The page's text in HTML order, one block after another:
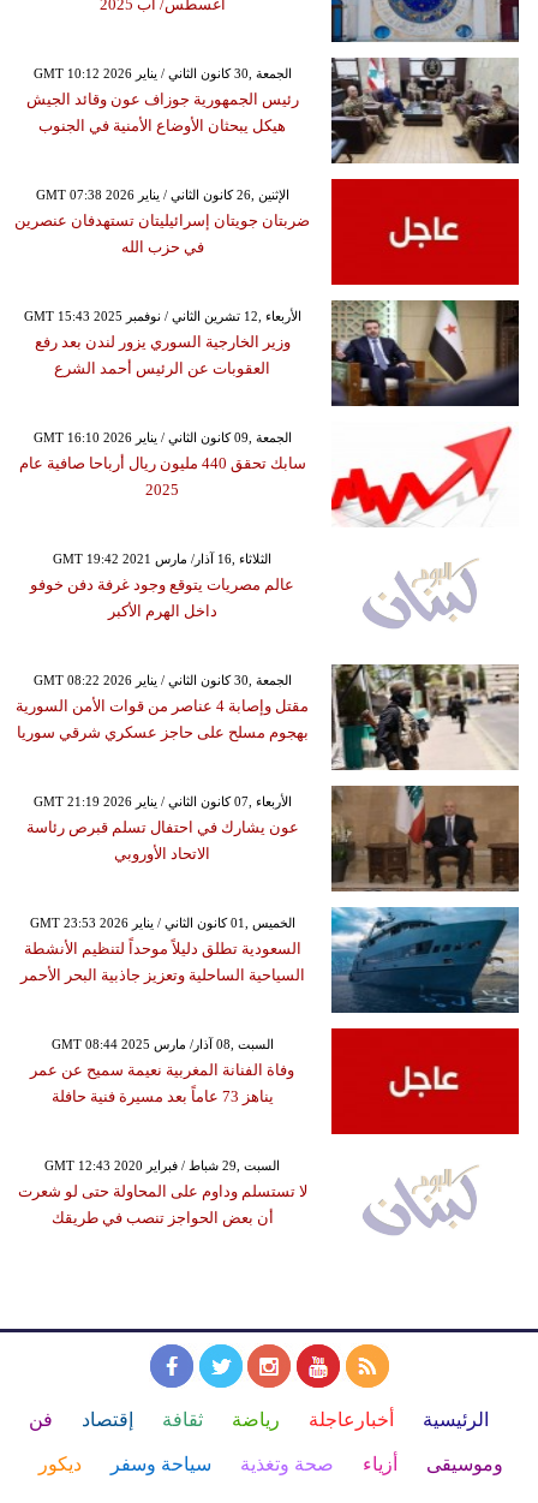
أغسطس/ آب 2025
GMT 10:12 2026 الجمعة ,30 كانون الثاني / يناير
رئيس الجمهورية جوزاف عون وقائد الجيش
هيكل يبحثان الأوضاع الأمنية في الجنوب
GMT 07:38 2026 الإثنين ,26 كانون الثاني / يناير
ضربتان جويتان إسرائيليتان تستهدفان عنصرين
في حزب الله
GMT 15:43 2025 الأربعاء ,12 تشرين الثاني / نوفمبر
وزير الخارجية السوري يزور لندن بعد رفع
العقوبات عن الرئيس أحمد الشرع
GMT 16:10 2026 الجمعة ,09 كانون الثاني / يناير
سابك تحقق 440 مليون ريال أرباحا صافية عام
2025
GMT 19:42 2021 الثلاثاء ,16 آذار/ مارس
عالم مصريات يتوقع وجود غرفة دفن خوفو
داخل الهرم الأكبر
GMT 08:22 2026 الجمعة ,30 كانون الثاني / يناير
مقتل وإصابة 4 عناصر من قوات الأمن السورية
بهجوم مسلح على حاجز عسكري شرقي سوريا
GMT 21:19 2026 الأربعاء ,07 كانون الثاني / يناير
عون يشارك في احتفال تسلم قبرص رئاسة
الاتحاد الأوروبي
GMT 23:53 2026 الخميس ,01 كانون الثاني / يناير
السعودية تطلق دليلاً موحداً لتنظيم الأنشطة
السياحية الساحلية وتعزيز جاذبية البحر الأحمر
GMT 08:44 2025 السبت ,08 آذار/ مارس
وفاة الفنانة المغربية نعيمة سميح عن عمر
يناهز 73 عاماً بعد مسيرة فنية حافلة
GMT 12:43 2020 السبت ,29 شباط / فبراير
لا تستسلم وداوم على المحاولة حتى لو شعرت
أن بعض الحواجز تنصب في طريقك
الرئيسية أخبارعاجلة رياضة ثقافة إقتصاد فن
وموسيقى أزياء صحة وتغذية سياحة وسفر ديكور